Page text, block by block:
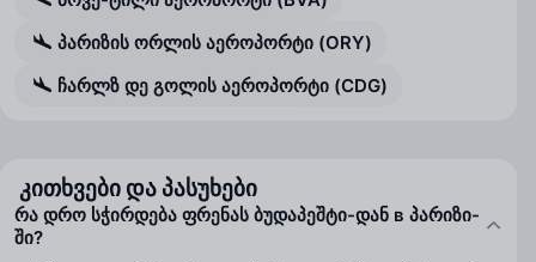
პარიზის ორლის აეროპორტი (ORY)
ჩარლზ დე გოლის აეროპორტი (CDG)
კითხვები და პასუხები
რა დრო სჭირდება ფრენას ბუდაპეშტი-დან в პარიზი-
ში?